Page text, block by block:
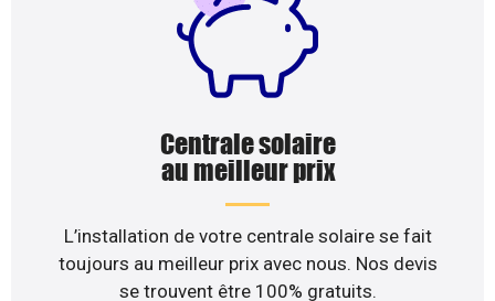
Centrale solaire
au meilleur prix
L’installation de votre centrale solaire se fait
toujours au meilleur prix avec nous. Nos devis
se trouvent être 100% gratuits.